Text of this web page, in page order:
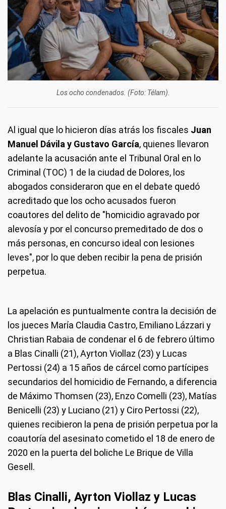
Los ocho condenados. (Foto: Télam).
Al igual que lo hicieron días atrás los fiscales Juan
Manuel Dávila y Gustavo García, quienes llevaron
adelante la acusación ante el Tribunal Oral en lo
Criminal (TOC) 1 de la ciudad de Dolores, los
abogados consideraron que en el debate quedó
acreditado que los ocho acusados fueron
coautores del delito de "homicidio agravado por
alevosía y por el concurso premeditado de dos o
más personas, en concurso ideal con lesiones
leves", por lo que deben recibir la pena de prisión
perpetua.
La apelación es puntualmente contra la decisión de
los jueces María Claudia Castro, Emiliano Lázzari y
Christian Rabaia de condenar el 6 de febrero último
a Blas Cinalli (21), Ayrton Viollaz (23) y Lucas
Pertossi (24) a 15 años de cárcel como partícipes
secundarios del homicidio de Fernando, a diferencia
de Máximo Thomsen (23), Enzo Comelli (23), Matías
Benicelli (23) y Luciano (21) y Ciro Pertossi (22),
quienes recibieron la pena de prisión perpetua por la
coautoría del asesinato cometido el 18 de enero de
2020 en la puerta del boliche Le Brique de Villa
Gesell.
Blas Cinalli, Ayrton Viollaz y Lucas